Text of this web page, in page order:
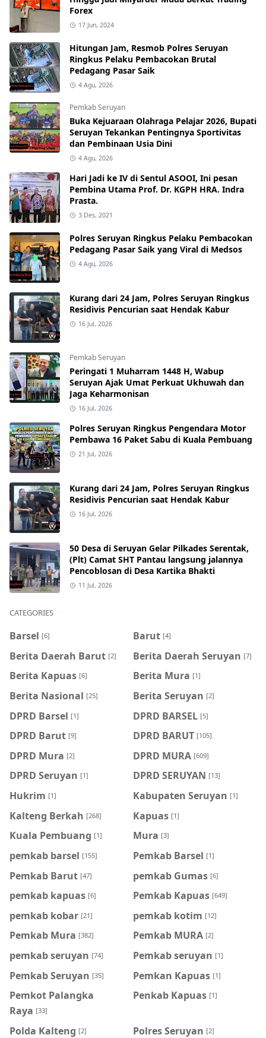
Forex
17 Jun, 2024
Hitungan Jam, Resmob Polres Seruyan
Ringkus Pelaku Pembacokan Brutal
Pedagang Pasar Saik
4 Agu, 2026
Pemkab Seruyan
Buka Kejuaraan Olahraga Pelajar 2026, Bupati
Seruyan Tekankan Pentingnya Sportivitas
dan Pembinaan Usia Dini
4 Agu, 2026
Hari Jadi ke IV di Sentul ASOOI, Ini pesan
Pembina Utama Prof. Dr. KGPH HRA. Indra
Prasta.
3 Des, 2021
Polres Seruyan Ringkus Pelaku Pembacokan
Pedagang Pasar Saik yang Viral di Medsos
4 Agu, 2026
Kurang dari 24 Jam, Polres Seruyan Ringkus
Residivis Pencurian saat Hendak Kabur
16 Jul, 2026
Pemkab Seruyan
Peringati 1 Muharram 1448 H, Wabup
Seruyan Ajak Umat Perkuat Ukhuwah dan
Jaga Keharmonisan
16 Jul, 2026
Polres Seruyan Ringkus Pengendara Motor
Pembawa 16 Paket Sabu di Kuala Pembuang
21 Jul, 2026
Kurang dari 24 Jam, Polres Seruyan Ringkus
Residivis Pencurian saat Hendak Kabur
16 Jul, 2026
50 Desa di Seruyan Gelar Pilkades Serentak,
(Plt) Camat SHT Pantau langsung jalannya
Pencoblosan di Desa Kartika Bhakti
11 Jul, 2026
CATEGORIES
Barsel [6] Barut [4]
Berita Daerah Barut [2] Berita Daerah Seruyan [7]
Berita Kapuas [6] Berita Mura [1]
Berita Nasional [25] Berita Seruyan [2]
DPRD Barsel [1] DPRD BARSEL [5]
DPRD Barut [9] DPRD BARUT [105]
DPRD Mura [2] DPRD MURA [609]
DPRD Seruyan [1] DPRD SERUYAN [13]
Hukrim [1] Kabupaten Seruyan [1]
Kalteng Berkah [268] Kapuas [1]
Kuala Pembuang [1] Mura [3]
pemkab barsel [155] Pemkab Barsel [1]
Pemkab Barut [47] pemkab Gumas [6]
pemkab kapuas [6] Pemkab Kapuas [649]
pemkab kobar [21] pemkab kotim [12]
Pemkab Mura [382] Pemkab MURA [2]
pemkab seruyan [74] Pemkab seruyan [1]
Pemkab Seruyan [35] Pemkan Kapuas [1]
Pemkot Palangka
Raya [33]
Penkab Kapuas [1]
Polda Kalteng [2] Polres Seruyan [2]